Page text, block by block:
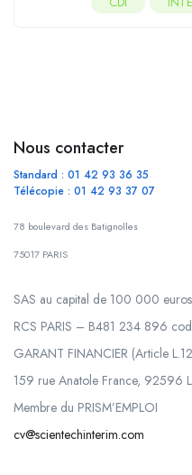
Nous contacter
Standard : 01 42 93 36 35
Télécopie : 01 42 93 37 07
78 boulevard des Batignolles
75017 PARIS
SAS au capital de 100 000 euros
RCS PARIS – B481 234 896
GARANT FINANCIER (Article
159 rue Anatole France, 92596
Membre du PRISM’EMPLOI
cv@scientechinterim.com